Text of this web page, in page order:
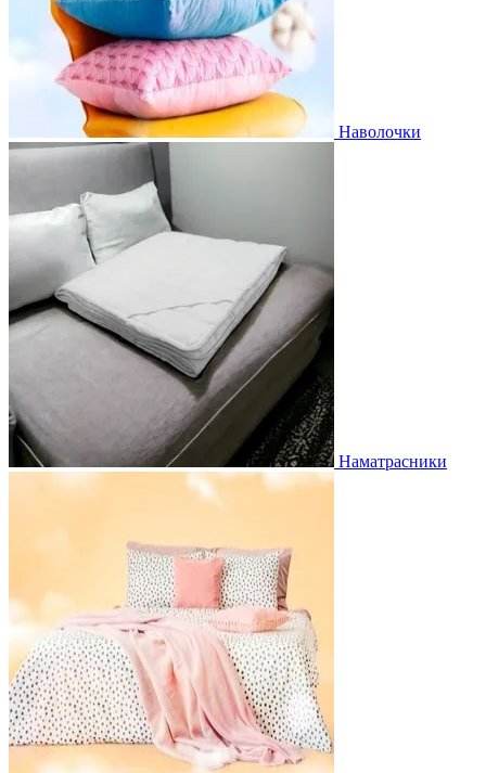
Наволочки
Наматрасники